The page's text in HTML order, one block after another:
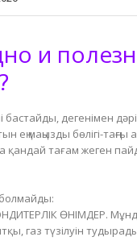
и
бастайды, дегенімен
ең маңызды бөлігі-таңғы
қандай тағам жеген
ӨНІМДЕР.
газ түзілуін